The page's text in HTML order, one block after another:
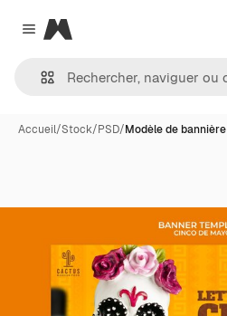
Close menu
Magnific
Accueil/Stock/PSD/Modèle de